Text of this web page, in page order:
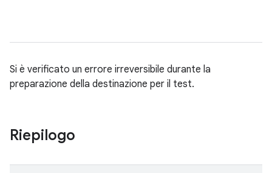
Si è verificato un errore irreversibile durante la
preparazione della destinazione per il test.
Riepilogo